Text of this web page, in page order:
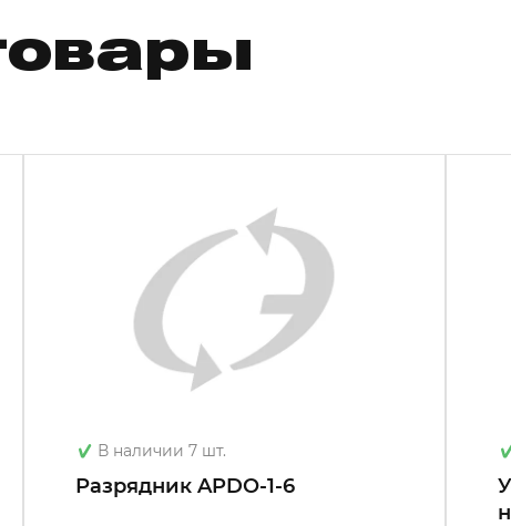
В наличии 7 шт.
Разрядник APDO-1-6